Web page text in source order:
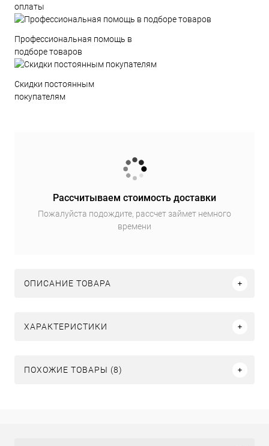
оплаты
Профессиональная помощь в
подборе товаров
Скидки постоянным
покупателям
Рассчитываем стоимость доставки
Пожалуйста подождите, рассчет займет немного
времени
ОПИСАНИЕ ТОВАРА
ХАРАКТЕРИСТИКИ
ПОХОЖИЕ ТОВАРЫ (8)